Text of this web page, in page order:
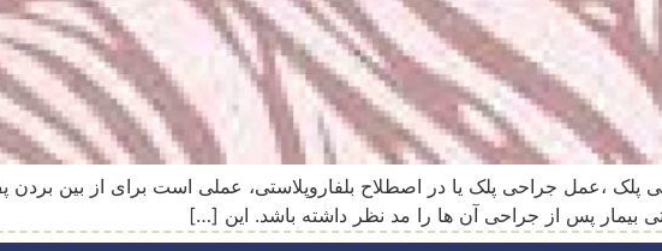
،عمل جراحی پلک یا در اصطلاح بلفاروپلاستی، عملی است برای از بین بردن
بیمار پس از جراحی آن ها را مد نظر داشته باشد. این […]